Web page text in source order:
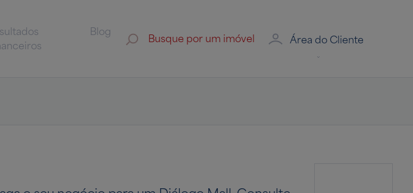
Blog
Área do Cliente